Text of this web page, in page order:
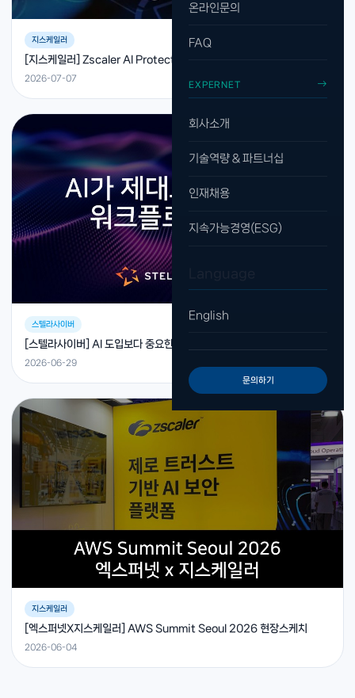
온라인문의
FAQ
EXPERNET
회사소개
기술역량 & 파트너십
인재채용
지속가능경영(ESG)
English
문의하기
지스케일러
[지스케일러] Zscaler AI Protect, AI 보안의 새로운 기준을 제시하다
2026-07-07
스텔라사이버
[스텔라사이버] AI 도입보다 중요한 것은 “워크플로우 설계”
2026-06-29
지스케일러
[엑스퍼넷X지스케일러] AWS Summit Seoul 2026 현장스케치
2026-06-04